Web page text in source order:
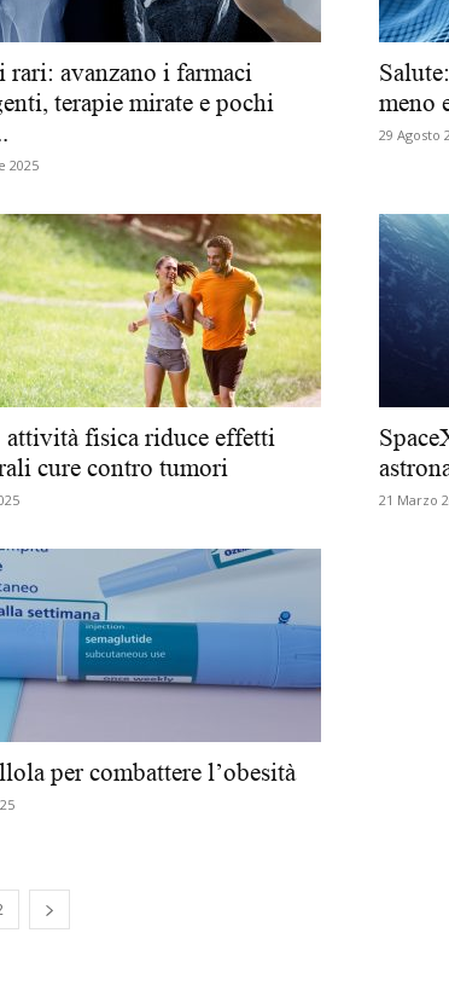
rari: avanzano i farmaci
terapie mirate e pochi
2025
meno
29 Agosto
attività fisica riduce effetti
cure contro tumori
21 Marzo
per combattere l’obesità